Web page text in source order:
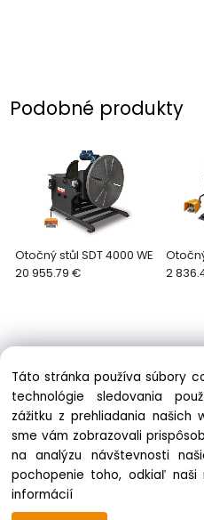
Podobné produkty
Otočný stůl SDT 4000 WE
20 955.79 €
2
Informácie
Obchodné podmienky
Ochrana osobných
Zásady cookies
Táto stránka používa súbory
technológie sledovania
zážitku z prehliadania
sme vám zobrazovali
na analýzu návštevnosti
pochopenie toho, odkiaľ
informácií